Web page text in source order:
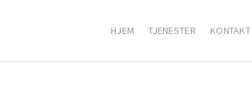
HJEM TJENESTER KONTAKT